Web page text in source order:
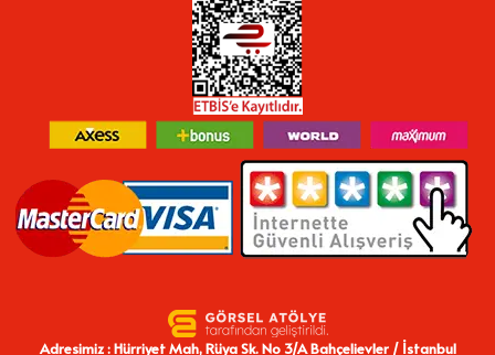
Adresimiz : Hürriyet Mah, Rüya Sk. No 3/A Bahçelievler / İstanbul